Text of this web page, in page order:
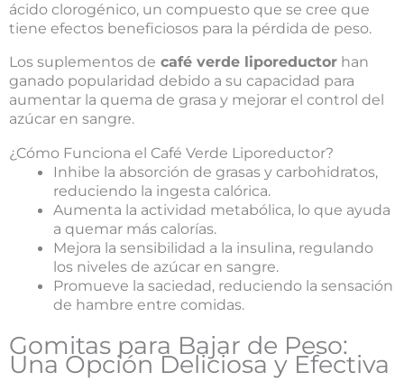
ácido clorogénico, un compuesto que se cree que
tiene efectos beneficiosos para la pérdida de peso.
Los suplementos de café verde liporeductor han
ganado popularidad debido a su capacidad para
aumentar la quema de grasa y mejorar el control del
azúcar en sangre.
¿Cómo Funciona el Café Verde Liporeductor?
Inhibe la absorción de grasas y carbohidratos,
reduciendo la ingesta calórica.
Aumenta la actividad metabólica, lo que ayuda
a quemar más calorías.
Mejora la sensibilidad a la insulina, regulando
los niveles de azúcar en sangre.
Promueve la saciedad, reduciendo la sensación
de hambre entre comidas.
Gomitas para Bajar de Peso:
Una Opción Deliciosa y Efectiva